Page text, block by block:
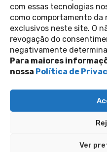
com essas tecnologias
como comportamento da
exclusivos neste site. O
revogação do
negativamente
Para maiores
nossa Política de
Ver
Política
Inscreva-se